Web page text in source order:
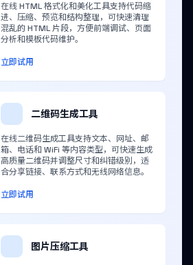
在线 HTML 格式化和美化工具支持代码缩
进、压缩、预览和结构整理，可快速清理
混乱的 HTML 片段，方便前端调试、页面
分析和模板代码维护。
立即试用
二维码生成工具
在线二维码生成工具支持文本、网址、邮
箱、电话和 WiFi 等内容类型，可快速生成
高质量二维码并调整尺寸和纠错级别，适
合分享链接、联系方式和无线网络信息。
立即试用
图片压缩工具